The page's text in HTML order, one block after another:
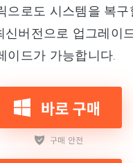
으로도 시스템을 복구
신버전으로 업그레이
이드가 가능합니다.